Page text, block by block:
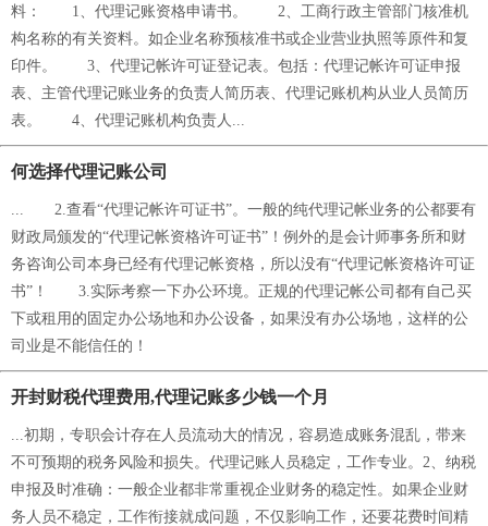
料： 1、代理记账资格申请书。 2、工商行政主管部门核准机
构名称的有关资料。如企业名称预核准书或企业营业执照等原件和复
印件。 3、代理记帐许可证登记表。包括：代理记帐许可证申报
表、主管代理记账业务的负责人简历表、代理记账机构从业人员简历
表。 4、代理记账机构负责人...
何选择代理记账公司
... 2.查看“代理记帐许可证书”。一般的纯代理记帐业务的公都要有
财政局颁发的“代理记帐资格许可证书”！例外的是会计师事务所和财
务咨询公司本身已经有代理记帐资格，所以没有“代理记帐资格许可证
书”！ 3.实际考察一下办公环境。正规的代理记帐公司都有自己买
下或租用的固定办公场地和办公设备，如果没有办公场地，这样的公
司业是不能信任的！
开封财税代理费用,代理记账多少钱一个月
...初期，专职会计存在人员流动大的情况，容易造成账务混乱，带来
不可预期的税务风险和损失。代理记账人员稳定，工作专业。2、纳税
申报及时准确：一般企业都非常重视企业财务的稳定性。如果企业财
务人员不稳定，工作衔接就成问题，不仅影响工作，还要花费时间精